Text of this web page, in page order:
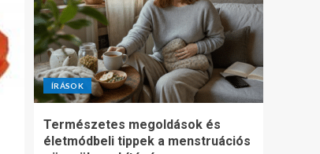
ÍRÁSOK
Természetes megoldások és
életmódbeli tippek a menstruációs